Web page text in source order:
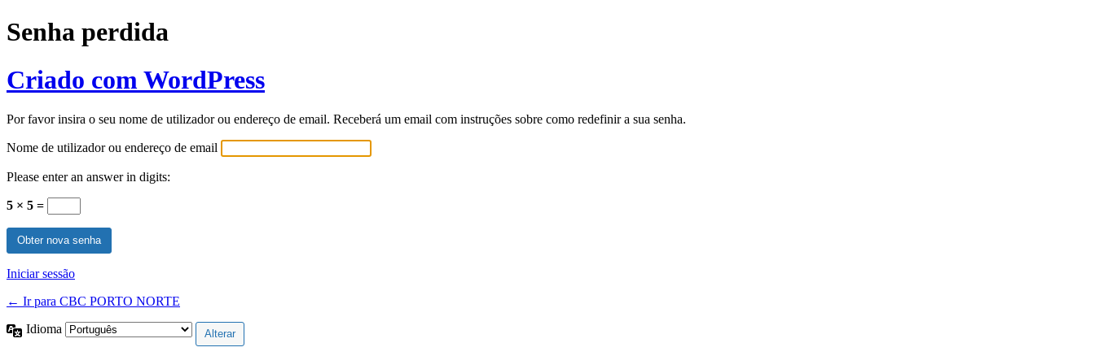
Senha perdida
Criado com WordPress
Por favor insira o seu nome de utilizador ou endereço de email. Receberá um email com instruções sobre como redefinir a sua senha.
Nome de utilizador ou endereço de email
Please enter an answer in digits:
5 × 5 =
Iniciar sessão
← Ir para CBC PORTO NORTE
Idioma